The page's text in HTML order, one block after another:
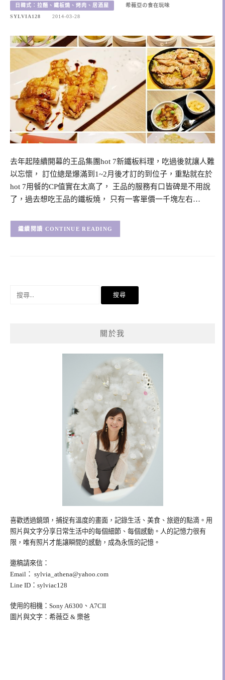
日韓式：拉麵、鐵板燒、烤肉、居酒屋
希薇亞の食在玩味
SYLVIA128
2014-03-28
去年起陸續開幕的王品集團hot 7新鐵板料理，吃過後就讓人難
以忘懷， 訂位總是爆滿到1~2月後才訂的到位子，重點就在於
hot 7用餐的CP值實在太高了， 王品的服務有口皆碑是不用說
了，過去想吃王品的鐵板燒， 只有一客單價一千塊左右…
CONTINUE READING
關於我
喜歡透過鏡頭，捕捉有溫度的畫面，記錄生活、美食、旅遊的點滴。用
照片與文字分享日常生活中的每個細節、每個感動。人的記憶力很有
限，唯有照片才能讓瞬間的感動，成為永恆的記憶。
邀稿請來信：
Email： sylvia_athena@yahoo.com
Line ID：sylviac128
使用的相機：Sony A6300、A7CII
圖片與文字：希薇亞 & 樂爸